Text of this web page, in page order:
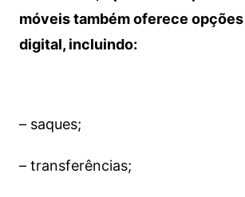
móveis também oferece
digital, incluindo:
– saques;
– transferências;